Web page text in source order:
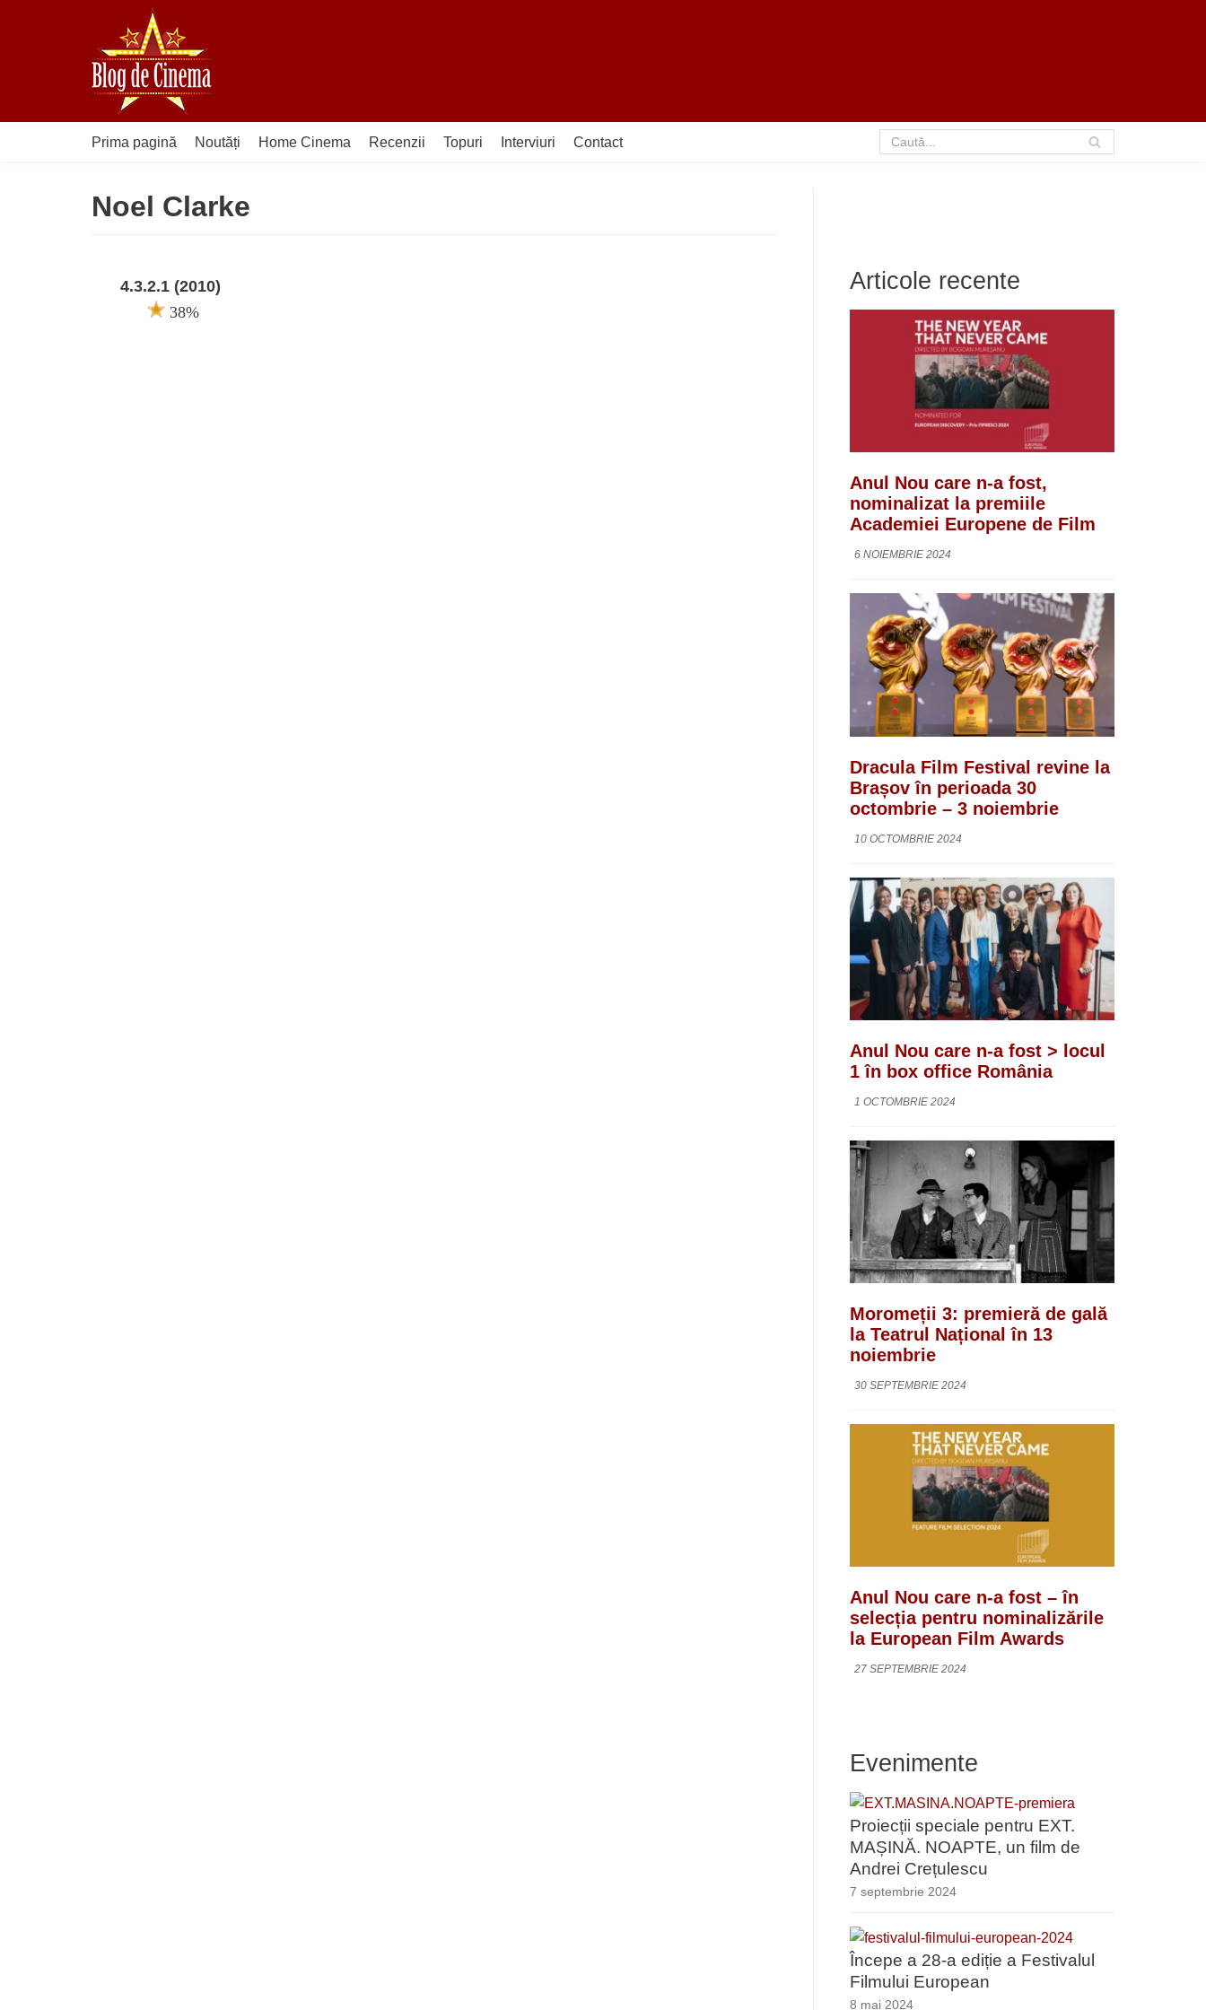
Prima pagină Noutăți Home Cinema Recenzii Topuri Interviuri Contact
Noel Clarke
4.3.2.1 (2010)
38%
Articole recente
Anul Nou care n-a fost,
nominalizat la premiile
Academiei Europene de Film
6 NOIEMBRIE 2024
Dracula Film Festival revine la
Brașov în perioada 30
octombrie – 3 noiembrie
10 OCTOMBRIE 2024
Anul Nou care n-a fost > locul
1 în box office România
1 OCTOMBRIE 2024
Moromeții 3: premieră de gală
la Teatrul Național în 13
noiembrie
30 SEPTEMBRIE 2024
Anul Nou care n-a fost – în
selecția pentru nominalizările
la European Film Awards
27 SEPTEMBRIE 2024
Evenimente
Proiecții speciale pentru EXT.
MAȘINĂ. NOAPTE, un film de
Andrei Crețulescu
7 septembrie 2024
Începe a 28-a ediție a Festivalul
Filmului European
8 mai 2024